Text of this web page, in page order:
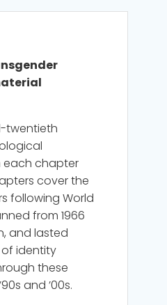
twentieth
each chapter
cover the
following World
from 1966
and lasted
of identity
these
and ’00s.